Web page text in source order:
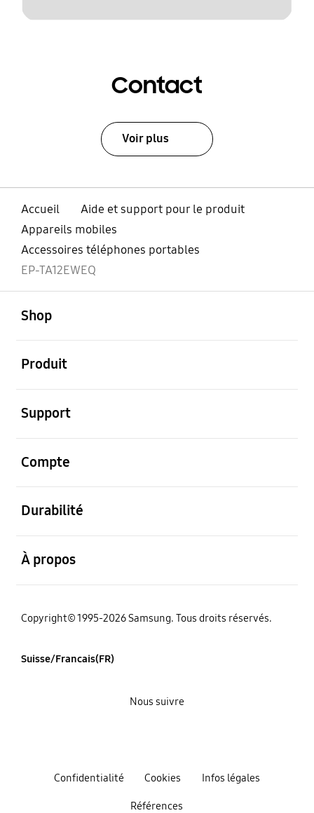
Contact
Voir plus
Accueil
Aide et support pour le produit
Appareils mobiles
Accessoires téléphones portables
EP-TA12EWEQ
Shop
Produit
Support
Compte
Durabilité
À propos
Copyright© 1995-2026 Samsung. Tous droits réservés.
Suisse/Francais(FR)
Confidentialité Cookies Infos légales
Références
Nous suivre